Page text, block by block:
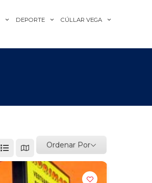
DEPORTE CÚLLAR VEGA
Ordenar Por